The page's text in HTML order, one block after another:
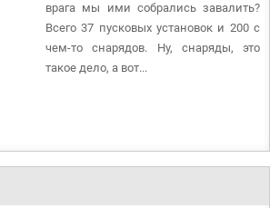
врага мы ими собрались завалить?
Всего 37 пусковых установок и 200 с
чем-то снарядов. Ну, снаряды, это
такое дело, а вот...